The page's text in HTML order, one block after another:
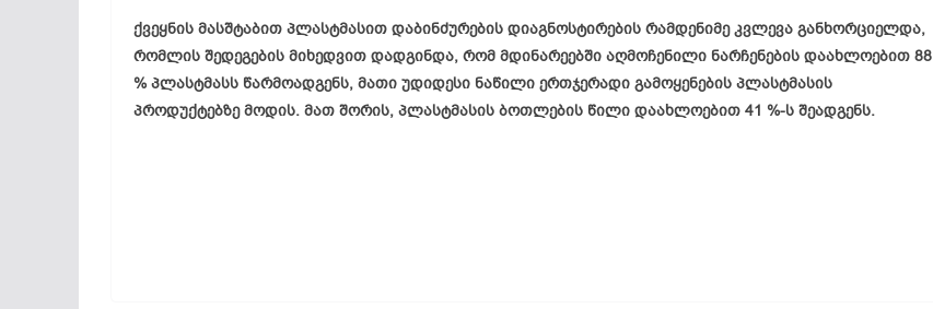
ქვეყნის მასშტაბით პლასტმასით დაბინძურების დიაგნოსტირების რამდენიმე კვლევა განხორციელდა,
რომლის შედეგების მიხედვით დადგინდა, რომ მდინარეებში აღმოჩენილი ნარჩენების დაახლოებით 88
% პლასტმასს წარმოადგენს, მათი უდიდესი ნაწილი ერთჯერადი გამოყენების პლასტმასის
პროდუქტებზე მოდის. მათ შორის, პლასტმასის ბოთლების წილი დაახლოებით 41 %-ს შეადგენს.